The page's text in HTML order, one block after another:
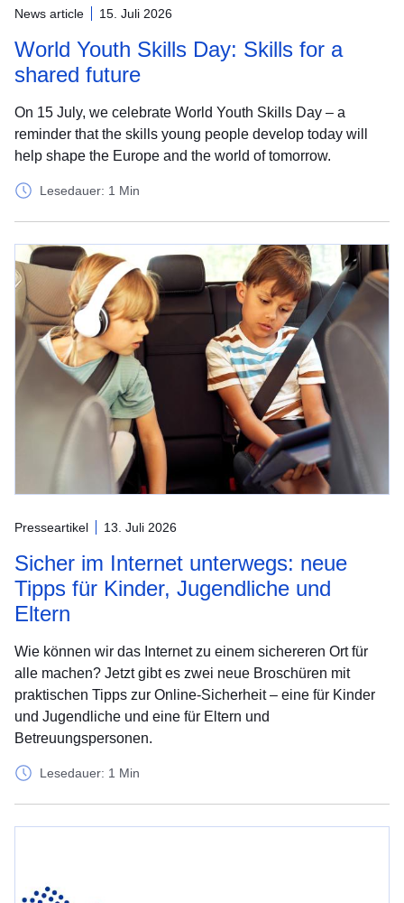
News article 15. Juli 2026
World Youth Skills Day: Skills for a
shared future
On 15 July, we celebrate World Youth Skills Day – a
reminder that the skills young people develop today will
help shape the Europe and the world of tomorrow.
Lesedauer: 1 Min
Presseartikel 13. Juli 2026
Sicher im Internet unterwegs: neue
Tipps für Kinder, Jugendliche und
Eltern
Wie können wir das Internet zu einem sichereren Ort für
alle machen? Jetzt gibt es zwei neue Broschüren mit
praktischen Tipps zur Online-Sicherheit – eine für Kinder
und Jugendliche und eine für Eltern und
Betreuungspersonen.
Lesedauer: 1 Min